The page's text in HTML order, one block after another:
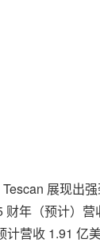
展现出强
财年（预计）
计营收 1.91 亿